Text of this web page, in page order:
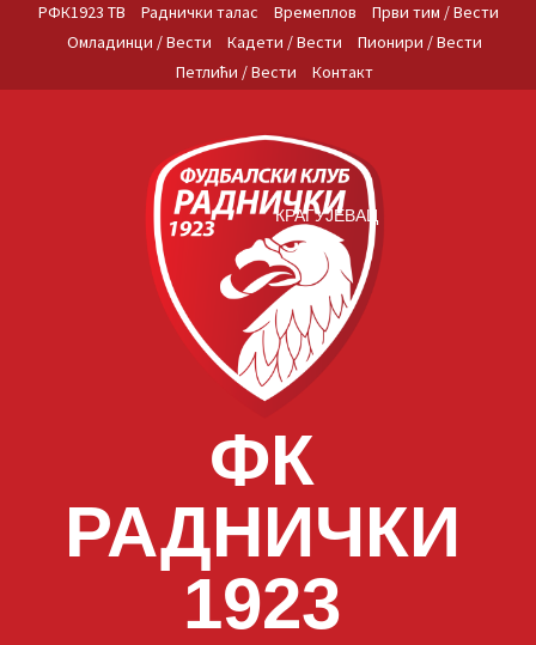
РФК1923 ТВ Раднички талас Времеплов
Први тим / Вести
Омладинци / Вести
Кадети / Вести
Пионири / Вести
Петлићи / Вести
Контакт
ФК
РАДНИЧКИ
1923
КРАГУЈЕВАЦ